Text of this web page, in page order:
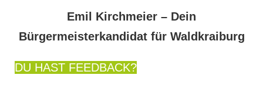
Emil Kirchmeier – Dein
Bürgermeisterkandidat für Waldkraiburg
DU HAST FEEDBACK?